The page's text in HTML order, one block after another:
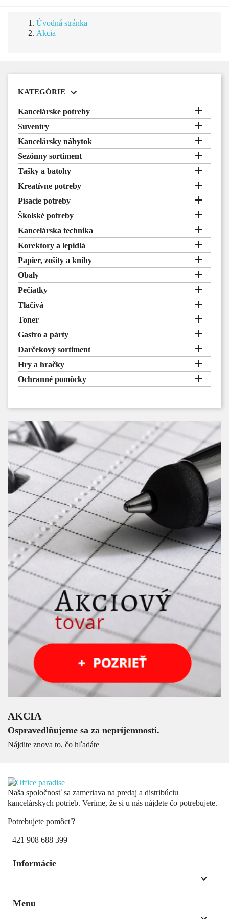
Úvodná stránka
Akcia
KATEGÓRIE 
Kancelárske potreby 
Suveníry 
Kancelársky nábytok 
Sezónny sortiment 
Tašky a batohy 
Kreatívne potreby 
Písacie potreby 
Školské potreby 
Kancelárska technika 
Korektory a lepidlá 
Papier, zošity a knihy 
Obaly 
Pečiatky 
Tlačivá 
Toner 
Gastro a párty 
Darčekový sortiment 
Hry a hračky 
Ochranné pomôcky 
AKCIA
Ospravedlňujeme sa za nepríjemnosti.
Nájdite znova to, čo hľadáte
Naša spoločnosť sa zameriava na predaj a distribúciu
kancelárskych potrieb. Veríme, že si u nás nájdete čo potrebujete.
Potrebujete pomôcť?
+421 908 688 399
Informácie
keyboard_arrow_down
Menu